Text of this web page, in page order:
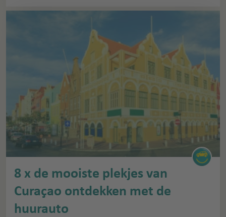
8 x de mooiste plekjes van
Curaçao ontdekken met de
huurauto